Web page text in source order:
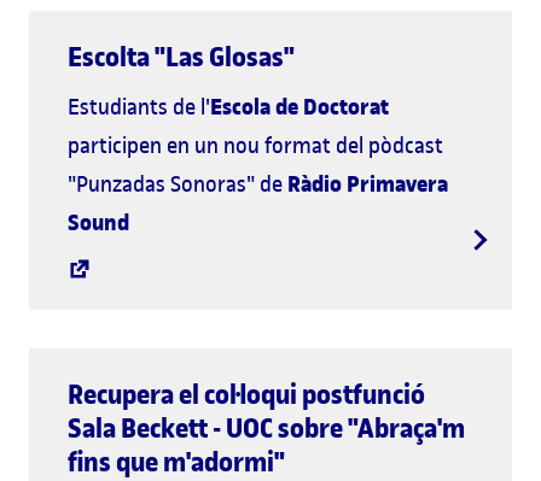
Escolta "Las Glosas"
Estudiants de l'Escola de Doctorat
participen en un nou format del pòdcast
"Punzadas Sonoras" de Ràdio Primavera
Sound
Recupera el col·loqui postfunció
Sala Beckett - UOC sobre "Abraça'm
fins que m'adormi"